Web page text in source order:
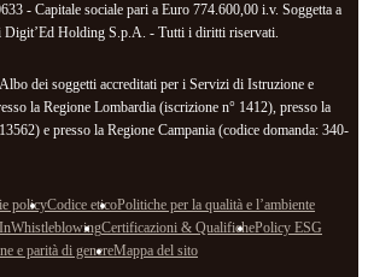
- Capitale sociale pari a Euro 774.600,00 i.v. Soggetta a
Digit’Ed Holding S.p.A. - Tutti i diritti riservati.
dei soggetti accreditati per i Servizi di Istruzione e
la Regione Lombardia (iscrizione n° 1412), presso la
e presso la Regione Campania (codice domanda: 340-
policyCodice eticoPolitiche per la qualità e l’ambiente
WhistleblowingCertificazioni & QualifichePolicy ESG
e parità di genereMappa del sito